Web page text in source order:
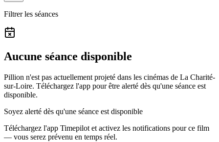
Filtrer les séances
Aucune séance disponible
Pillion n'est pas actuellement projeté dans les cinémas de La Charité-
sur-Loire. Téléchargez l'app pour être alerté dès qu'une séance est
disponible.
Soyez alerté dès qu'une séance est disponible
Téléchargez l'app Timepilot et activez les notifications pour ce film
— vous serez prévenu en temps réel.